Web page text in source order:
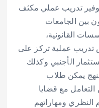
توفير تدريب عملي مكثف
بين الجامعات
القانونية،
تدريب عملية تركز على
الأجنبي وكذلك
يمكن طلاب
التعامل مع قضايا
النظري ومهاراتهم